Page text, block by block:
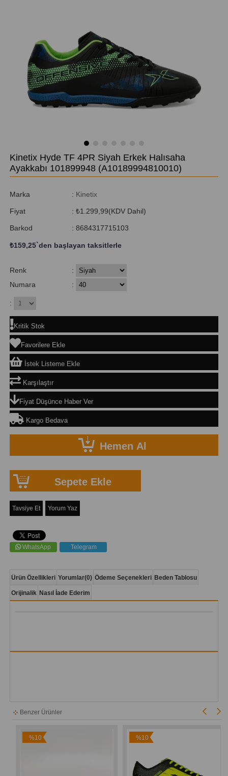
Kinetix Hyde TF 4PR Siyah Erkek Halısaha
Ayakkabı 101899948 (A10189994810010)
Marka : Kinetix
Fiyat : ₺1.299,99(KDV Dahil)
Barkod : 8684317715103
₺159,25`den başlayan taksitlerle
Renk
:
Numara
:
:
Kritik Stok
Favorilere Ekle
İstek Listeme Ekle
Karşılaştır
Fiyat Düşünce Haber Ver
Kargo Bedava
Tavsiye Et Yorum Yaz
WhatsApp Telegram
Ürün Özellikleri Yorumlar(0) Ödeme Seçenekleri Beden Tablosu
Orijinalik Nasıl İade Ederim
Benzer Ürünler
%10
%10